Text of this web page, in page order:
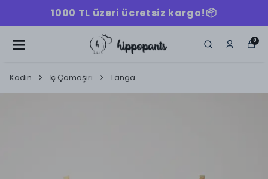
1000 TL üzeri ücretsiz kargo!📦
0
Kadın İç Çamaşırı Tanga